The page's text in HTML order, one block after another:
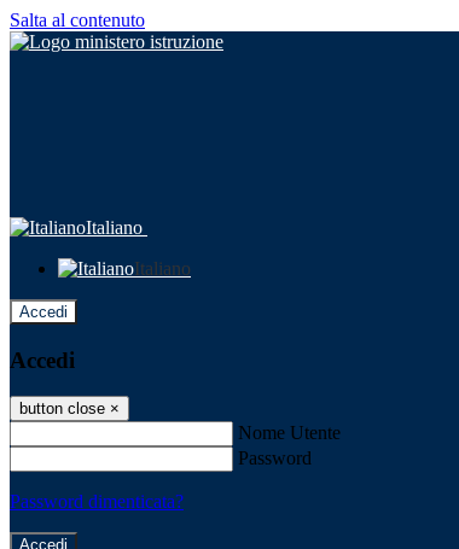
Salta al contenuto
Italiano
Italiano
Accedi
Accedi
button close ×
Nome Utente
Password
Password dimenticata?